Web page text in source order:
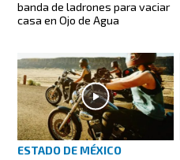
banda de ladrones para vaciar
casa en Ojo de Agua
ESTADO DE MÉXICO